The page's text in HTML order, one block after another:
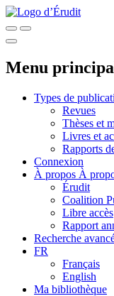
Menu
Types de
Revues
Thèses et
Livres et
Rapports
Connexion
À propos À
Érudit
Coalition
Libre accès
Rapport
Recherche
FR
Français
English
Ma bibliothèque